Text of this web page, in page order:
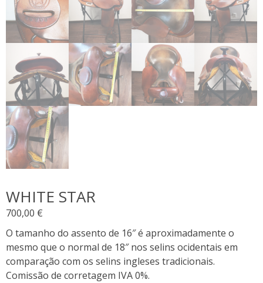
WHITE STAR
700,00 €
O tamanho do assento de 16″ é aproximadamente o
mesmo que o normal de 18″ nos selins ocidentais em
comparação com os selins ingleses tradicionais.
Comissão de corretagem IVA 0%.